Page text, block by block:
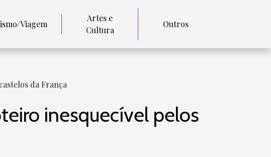
Viagem
Artes e
Cultura
Outros
da França
inesquecível pelos